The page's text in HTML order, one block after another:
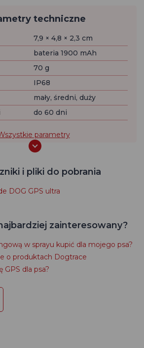
techniczne
7,9 × 4,8 × 2,3 cm
bateria 1900 mAh
70 g
IP68
mały, średni, duży
do 60 dni
parametry
i pliki do pobrania
DOG GPS ultra
zainteresowany?
w sprayu kupić dla mojego psa?
o produktach Dogtrace
GPS dla psa?